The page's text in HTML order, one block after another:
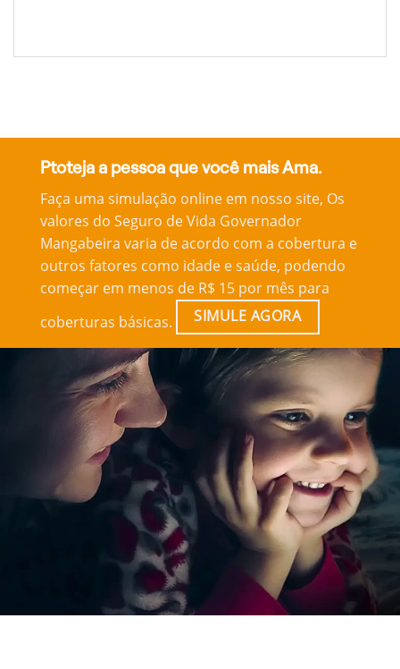
Ptoteja a pessoa que você mais Ama.
Faça uma simulação online em nosso site, Os
valores do Seguro de Vida Governador
Mangabeira varia de acordo com a cobertura e
outros fatores como idade e saúde, podendo
começar em menos de R$ 15 por mês para
coberturas básicas.
SIMULE AGORA